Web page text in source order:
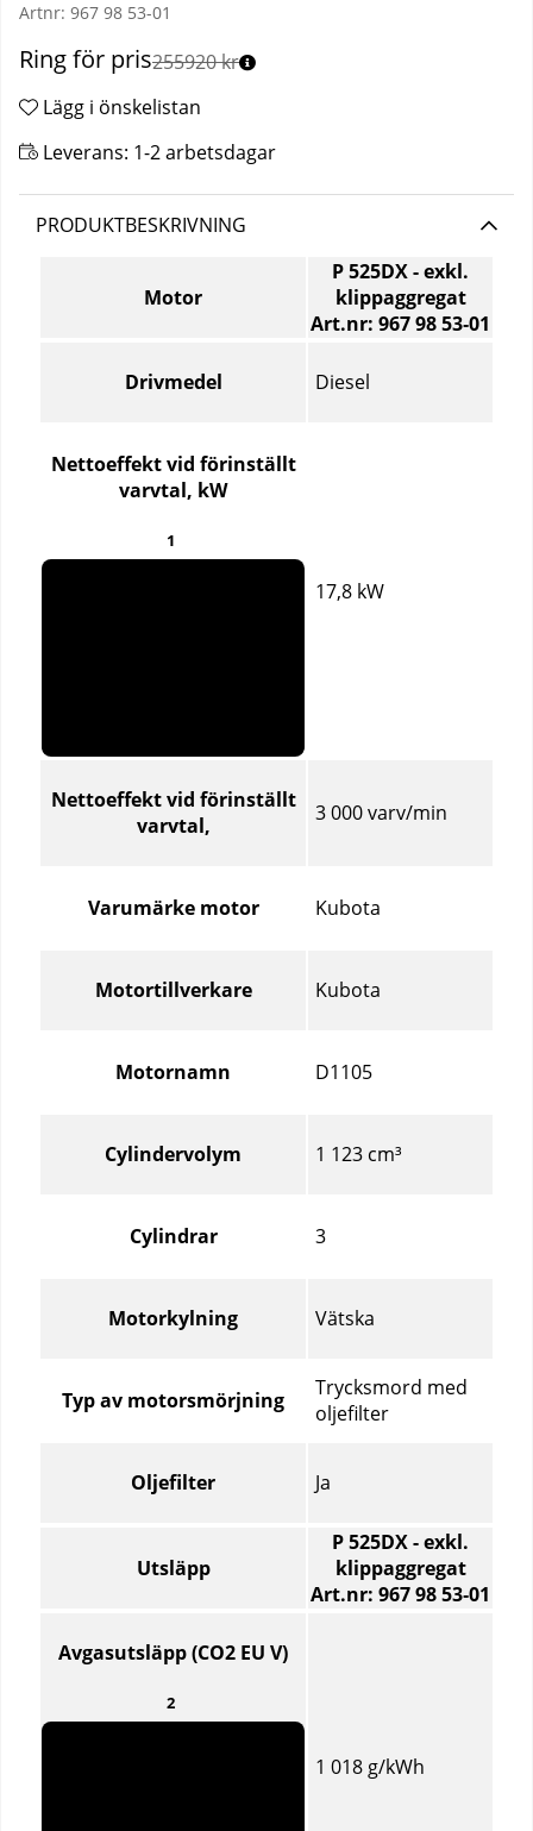
Artnr: 967 98 53-01
Ring för pris255920 kr
Lägg i önskelistan
Leverans: 1-2 arbetsdagar
PRODUKTBESKRIVNING
för
Motor
P 525DX - exkl.
klippaggregat
Art.nr: 967 98 53‑01
Drivmedel Diesel
Nettoeffekt vid förinställt
varvtal, kW
1
17,8 kW
Nettoeffekt vid förinställt
varvtal,
3 000 varv/min
Varumärke motor Kubota
Motortillverkare Kubota
Motornamn D1105
Cylindervolym 1 123 cm³
Cylindrar 3
Motorkylning Vätska
Typ av motorsmörjning
Trycksmord med
oljefilter
Oljefilter Ja
specifikationer
för
Utsläpp
P 525DX - exkl.
klippaggregat
Art.nr: 967 98 53‑01
Avgasutsläpp (CO2 EU V)
2
1 018 g/kWh